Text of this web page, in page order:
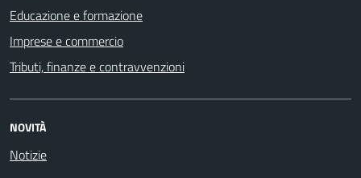
Educazione e formazione
Imprese e commercio
Tributi, finanze e contravvenzioni
NOVITÀ
Notizie